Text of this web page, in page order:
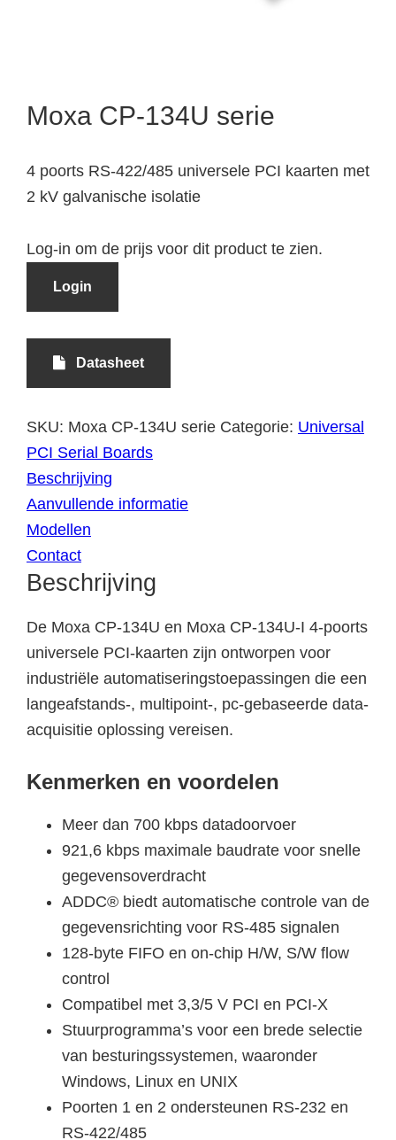
Moxa CP-134U serie
4 poorts RS-422/485 universele PCI kaarten met
2 kV galvanische isolatie
Log-in om de prijs voor dit product te zien.
Login
Datasheet
SKU: Moxa CP-134U serie Categorie: Universal
PCI Serial Boards
Beschrijving
Aanvullende informatie
Modellen
Contact
Beschrijving
De Moxa CP-134U en Moxa CP-134U-I 4-poorts
universele PCI-kaarten zijn ontworpen voor
industriële automatiseringstoepassingen die een
langeafstands-, multipoint-, pc-gebaseerde data-
acquisitie oplossing vereisen.
Kenmerken en voordelen
Meer dan 700 kbps datadoorvoer
921,6 kbps maximale baudrate voor snelle
gegevensoverdracht
ADDC® biedt automatische controle van de
gegevensrichting voor RS-485 signalen
128-byte FIFO en on-chip H/W, S/W flow
control
Compatibel met 3,3/5 V PCI en PCI-X
Stuurprogramma’s voor een brede selectie
van besturingssystemen, waaronder
Windows, Linux en UNIX
Poorten 1 en 2 ondersteunen RS-232 en
RS-422/485